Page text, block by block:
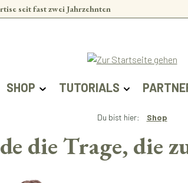
seit fast zwei Jahrzehnten
SHOP TUTORIALS
Du bist hier: Shop
die Trage, die